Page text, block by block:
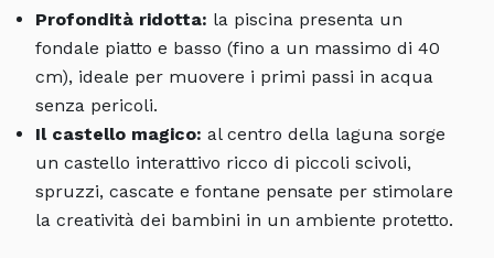
Profondità ridotta: la piscina presenta un
fondale piatto e basso (fino a un massimo di 40
cm), ideale per muovere i primi passi in acqua
senza pericoli.
Il castello magico: al centro della laguna sorge
un castello interattivo ricco di piccoli scivoli,
spruzzi, cascate e fontane pensate per stimolare
la creatività dei bambini in un ambiente protetto.